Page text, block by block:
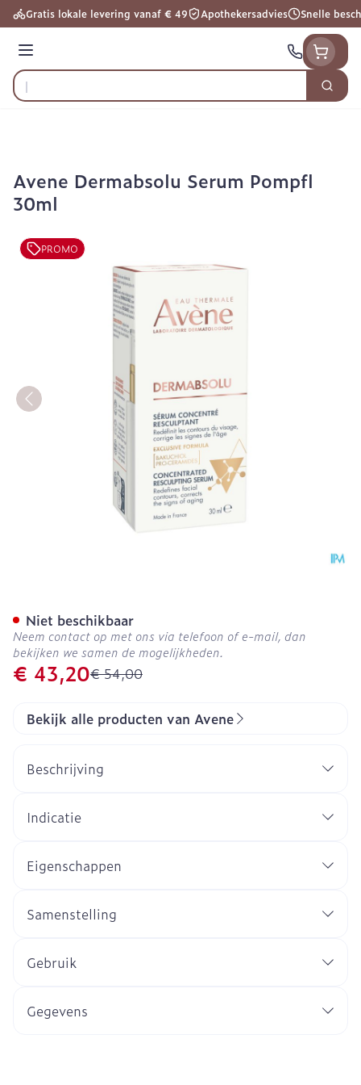
Ga naar de inhoud
Gratis lokale levering vanaf € 49 Apothekersadvies Snelle
Menu
Product, merk, categorie...
Zoek
Avene Dermabsolu Serum Pompfl
30ml
PROMO
Adviesprijs
€ 54,00
Promotie prijs
€ 43,20
Niet beschikbaar
Neem contact op met ons via telefoon of e-mail, dan
bekijken we samen de mogelijkheden.
Bekijk alle producten van Avene
Beschrijving
Indicatie
Eigenschappen
Samenstelling
Gebruik
Gegevens